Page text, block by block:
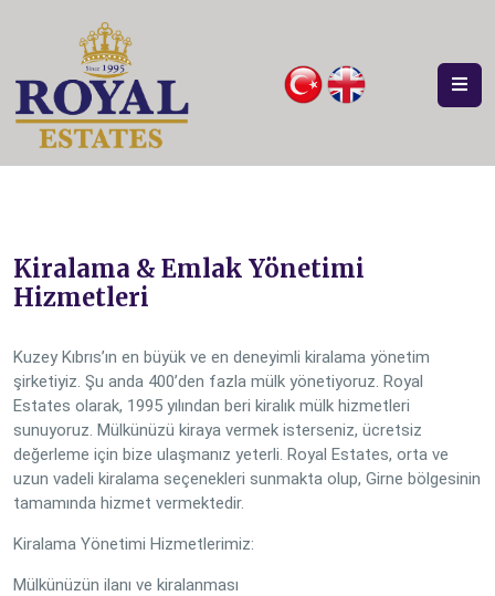
Kiralama & Emlak Yönetimi
Hizmetleri
Kuzey Kıbrıs’ın en büyük ve en deneyimli kiralama yönetim
şirketiyiz. Şu anda 400’den fazla mülk yönetiyoruz. Royal
Estates olarak, 1995 yılından beri kiralık mülk hizmetleri
sunuyoruz. Mülkünüzü kiraya vermek isterseniz, ücretsiz
değerleme için bize ulaşmanız yeterli. Royal Estates, orta ve
uzun vadeli kiralama seçenekleri sunmakta olup, Girne bölgesinin
tamamında hizmet vermektedir.
Kiralama Yönetimi Hizmetlerimiz:
Mülkünüzün ilanı ve kiralanması